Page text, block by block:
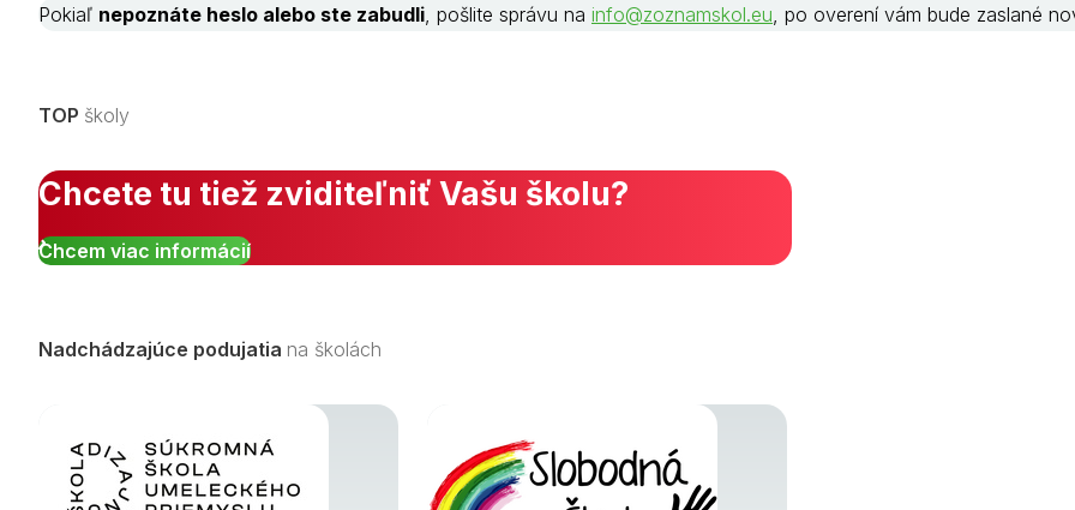
Pokiaľ nepoznáte heslo alebo ste zabudli , pošlite správu na info@zoznamskol.eu , po overení vám bude zaslané
TOP školy
Chcete tu tiež zviditeľniť Vašu školu?
Chcem viac informácií
Nadchádzajúce podujatia na školách